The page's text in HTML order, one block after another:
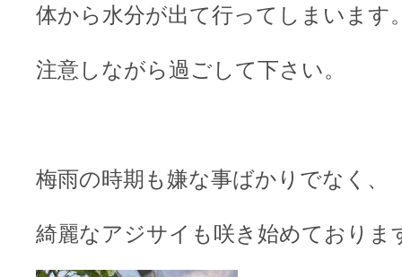
体から水分が出て行ってしまいます
注意しながら過ごして下さい。
梅雨の時期も嫌な事ばかりでなく、
綺麗なアジサイも咲き始めておりま